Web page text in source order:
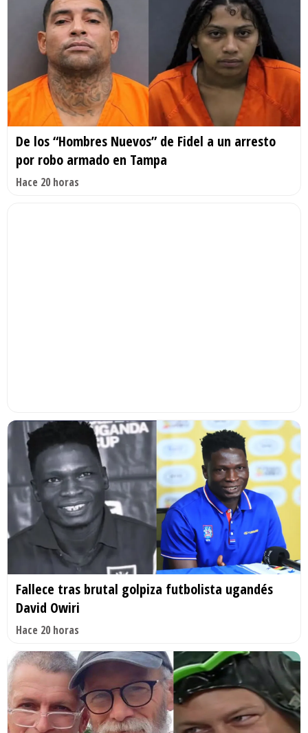
De los “Hombres Nuevos” de Fidel a un arresto
por robo armado en Tampa
Hace 20 horas
Fallece tras brutal golpiza futbolista ugandés
David Owiri
Hace 20 horas